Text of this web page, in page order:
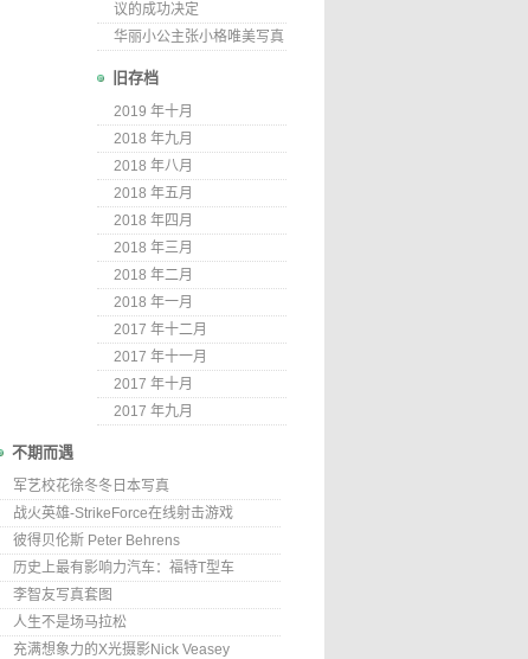
议的成功决定
华丽小公主张小格唯美写真
旧存档
2019 年十月
2018 年九月
2018 年八月
2018 年五月
2018 年四月
2018 年三月
2018 年二月
2018 年一月
2017 年十二月
2017 年十一月
2017 年十月
2017 年九月
不期而遇
军艺校花徐冬冬日本写真
战火英雄-StrikeForce在线射击游戏
彼得贝伦斯 Peter Behrens
历史上最有影响力汽车：福特T型车
李智友写真套图
人生不是场马拉松
充满想象力的X光摄影Nick Veasey